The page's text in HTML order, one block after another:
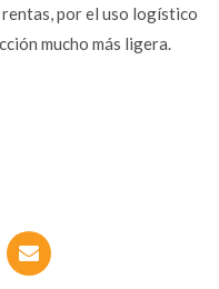
por el uso logístico
mucho más ligera.